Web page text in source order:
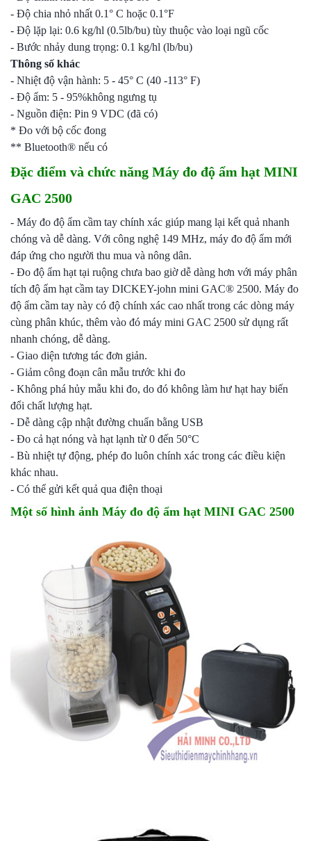
- Độ chia nhỏ nhất 0.1° C hoặc 0.1°F
- Độ lặp lại: 0.6 kg/hl (0.5lb/bu) tùy thuộc vào loại ngũ cốc
- Bước nhảy dung trọng: 0.1 kg/hl (lb/bu)
Thông số khác
- Nhiệt độ vận hành: 5 - 45° C (40 -113° F)
- Độ ẩm: 5 - 95%không ngưng tụ
- Nguồn điện: Pin 9 VDC (đã có)
* Đo với bộ cốc đong
** Bluetooth® nếu có
Đặc điểm và chức năng Máy đo độ ẩm hạt MINI
GAC 2500
- Máy đo độ ẩm cầm tay chính xác giúp mang lại kết quả nhanh
chóng và dễ dàng. Với công nghệ 149 MHz, máy đo độ ẩm mới
đáp ứng cho người thu mua và nông dân.
- Đo độ ẩm hạt tại ruộng chưa bao giờ dễ dàng hơn với máy phân
tích độ ẩm hạt cầm tay DICKEY-john mini GAC® 2500. Máy đo
độ ẩm cầm tay này có độ chính xác cao nhất trong các dòng máy
cùng phân khúc, thêm vào đó máy mini GAC 2500 sử dụng rất
nhanh chóng, dễ dàng.
- Giao diện tương tác đơn giản.
- Giảm công đoạn cân mẫu trước khi đo
- Không phá hủy mẫu khi đo, do đó không làm hư hạt hay biến
đổi chất lượng hạt.
- Dễ dàng cập nhật đường chuẩn bằng USB
- Đo cả hạt nóng và hạt lạnh từ 0 đến 50°C
- Bù nhiệt tự động, phép đo luôn chính xác trong các điều kiện
khác nhau.
- Có thể gửi kết quả qua điện thoại
Một số hình ảnh Máy đo độ ẩm hạt MINI GAC 2500